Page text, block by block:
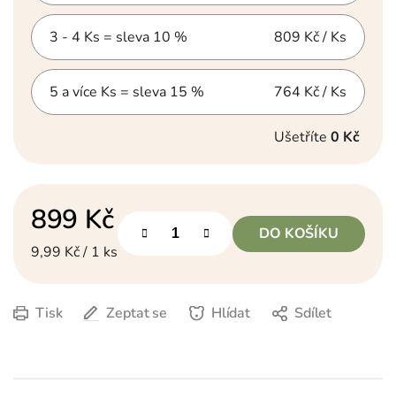
3 - 4 Ks = sleva 10 % 809 Kč/ Ks
5 a více Ks = sleva 15 % 764 Kč/ Ks
Ušetříte 0 Kč
899 Kč
Měrná cena:
9,99 Kč / 1 ks
DO KOŠÍKU
Tisk Zeptat se Hlídat Sdílet